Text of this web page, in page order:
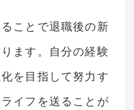
ことで退職後の新
ます。自分の経験
を目指して努力す
イフを送ることが